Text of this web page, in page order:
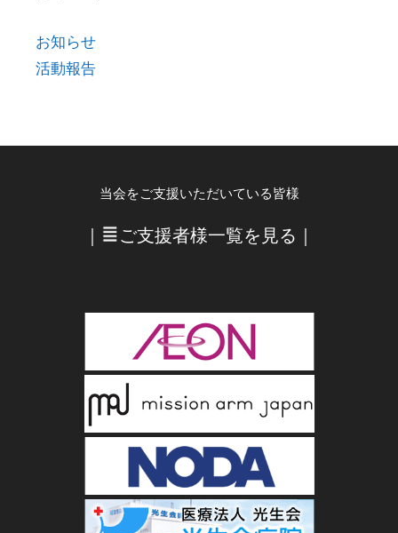
お知らせ
活動報告
当会をご支援いただいている皆様
｜ ご支援者様一覧を見る ｜